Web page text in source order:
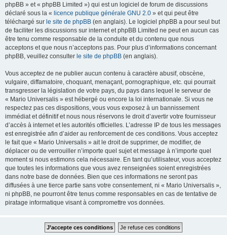
phpBB » et « phpBB Limited ») qui est un logiciel de forum de discussions
déclaré sous la « licence publique générale GNU 2.0 » et qui peut être
téléchargé sur le site de phpBB (en anglais). Le logiciel phpBB a pour seul but
de faciliter les discussions sur internet et phpBB Limited ne peut en aucun cas
être tenu comme responsable de la conduite et du contenu que nous
acceptons et que nous n’acceptons pas. Pour plus d’informations concernant
phpBB, veuillez consulter le site de phpBB (en anglais).
Vous acceptez de ne publier aucun contenu à caractère abusif, obscène,
vulgaire, diffamatoire, choquant, menaçant, pornographique, etc. qui pourrait
transgresser la législation de votre pays, du pays dans lequel le serveur de
« Mario Universalis » est hébergé ou encore la loi internationale. Si vous ne
respectez pas ces dispositions, vous vous exposez à un bannissement
immédiat et définitif et nous nous réservons le droit d’avertir votre fournisseur
d’accès à internet et les autorités officielles. L’adresse IP de tous les messages
est enregistrée afin d’aider au renforcement de ces conditions. Vous acceptez
le fait que « Mario Universalis » ait le droit de supprimer, de modifier, de
déplacer ou de verrouiller n’importe quel sujet et message à n’importe quel
moment si nous estimons cela nécessaire. En tant qu’utilisateur, vous acceptez
que toutes les informations que vous avez renseignées soient enregistrées
dans notre base de données. Bien que ces informations ne seront pas
diffusées à une tierce partie sans votre consentement, ni « Mario Universalis »,
ni phpBB, ne pourront être tenus comme responsables en cas de tentative de
piratage informatique visant à compromettre vos données.